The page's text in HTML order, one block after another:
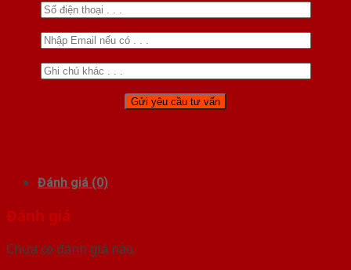
Đánh giá (0)
Đánh giá
Chưa có đánh giá nào.